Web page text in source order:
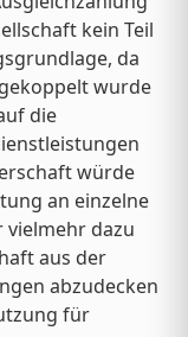
kein Teil
da
wurde
die
würde
an einzelne
vielmehr dazu
aus der
abzudecken
für